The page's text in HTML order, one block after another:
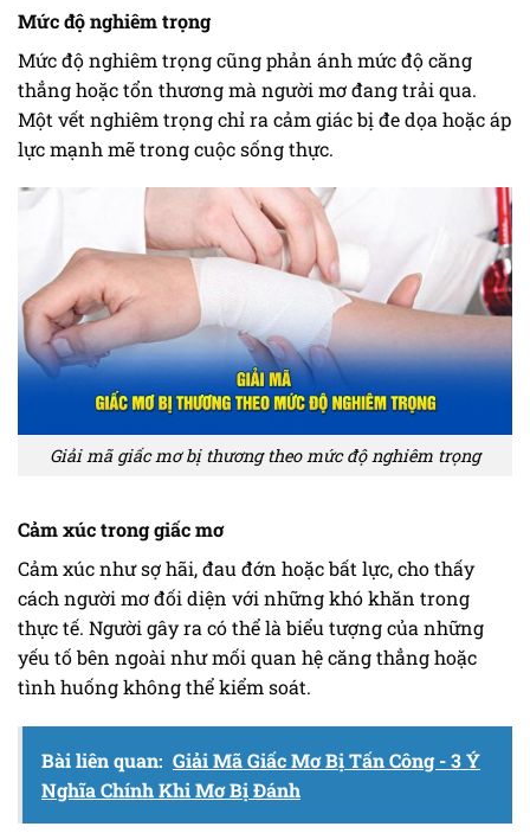
Mức độ nghiêm trọng
Mức độ nghiêm trọng cũng phản ánh mức độ căng
thẳng hoặc tổn thương mà người mơ đang trải qua.
Một vết nghiêm trọng chỉ ra cảm giác bị đe dọa hoặc áp
lực mạnh mẽ trong cuộc sống thực.
Giải mã giấc mơ bị thương theo mức độ nghiêm trọng
Cảm xúc trong giấc mơ
Cảm xúc như sợ hãi, đau đớn hoặc bất lực, cho thấy
cách người mơ đối diện với những khó khăn trong
thực tế. Người gây ra có thể là biểu tượng của những
yếu tố bên ngoài như mối quan hệ căng thẳng hoặc
tình huống không thể kiểm soát.
Bài liên quan: Giải Mã Giấc Mơ Bị Tấn Công - 3 Ý
Nghĩa Chính Khi Mơ Bị Đánh